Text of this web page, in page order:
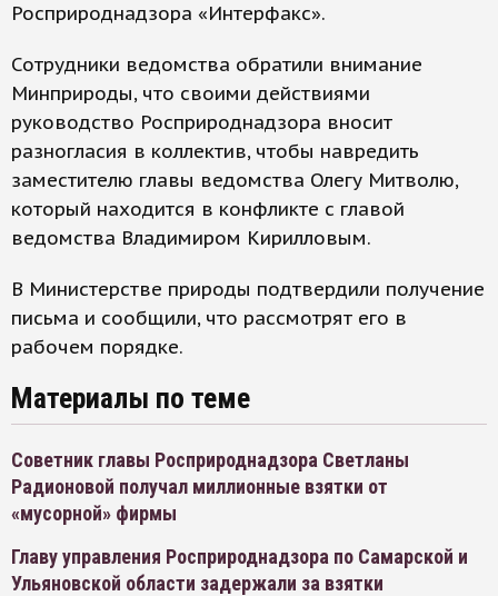
Росприроднадзора «Интерфакс».
Сотрудники ведомства обратили внимание
Минприроды, что своими действиями
руководство Росприроднадзора вносит
разногласия в коллектив, чтобы навредить
заместителю главы ведомства Олегу Митволю,
который находится в конфликте с главой
ведомства Владимиром Кирилловым.
В Министерстве природы подтвердили получение
письма и сообщили, что рассмотрят его в
рабочем порядке.
Материалы по теме
Советник главы Росприроднадзора Светланы
Радионовой получал миллионные взятки от
«мусорной» фирмы
Главу управления Росприроднадзора по Самарской и
Ульяновской области задержали за взятки